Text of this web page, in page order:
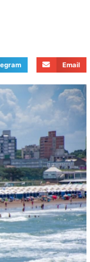
Email